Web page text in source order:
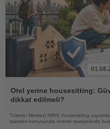
Oku
Otel yerine housesitting:
dikkat edilmeli?
Tüketici Merkezi NRW, housesitting
talepleri konusunda önemli tavsiyelerde